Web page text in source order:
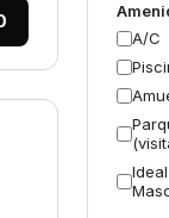
A/C